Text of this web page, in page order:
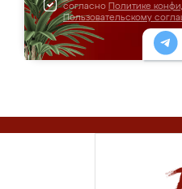
согласно Политике
Пользовательскому